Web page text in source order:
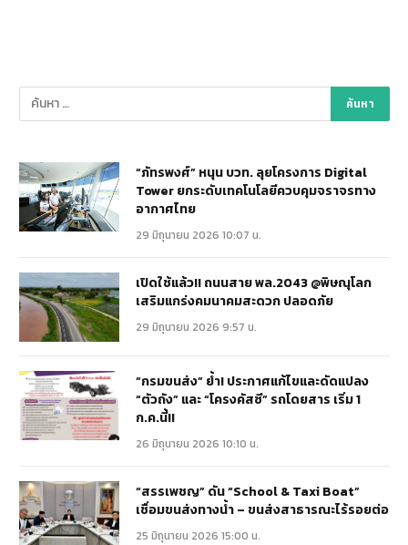
“ภัทรพงศ์” หนุน บวท. ลุยโครงการ Digital
Tower ยกระดับเทคโนโลยีควบคุมจราจรทาง
อากาศไทย
29 มิถุนายน 2026 10:07 น.
เปิดใช้แล้ว!! ถนนสาย พล.2043 @พิษณุโลก
เสริมแกร่งคมนาคมสะดวก ปลอดภัย
29 มิถุนายน 2026 9:57 น.
“กรมขนส่ง” ย้ำ! ประกาศแก้ไขและดัดแปลง
“ตัวถัง” และ “โครงคัสซี” รถโดยสาร เริ่ม 1
ก.ค.นี้!!
26 มิถุนายน 2026 10:10 น.
“สรรเพชญ” ดัน “School & Taxi Boat”
เชื่อมขนส่งทางน้ำ – ขนส่งสาธารณะไร้รอยต่อ
25 มิถุนายน 2026 15:00 น.